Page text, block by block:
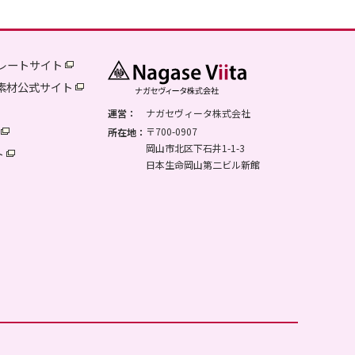
ートサイト
材公式サイト
運営：
ナガセヴィータ株式会社
所在地： 〒700-0907
岡山市北区下石井1-1-3
日本生命岡山第二ビル新館